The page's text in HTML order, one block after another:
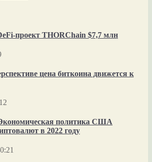
проект THORChain $7,7 млн
цена биткоина движется к
политика США
в 2022 году